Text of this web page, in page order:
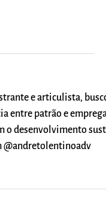
e articulista,
entre patrão e
o desenvolvimento
@andretolentinoadv